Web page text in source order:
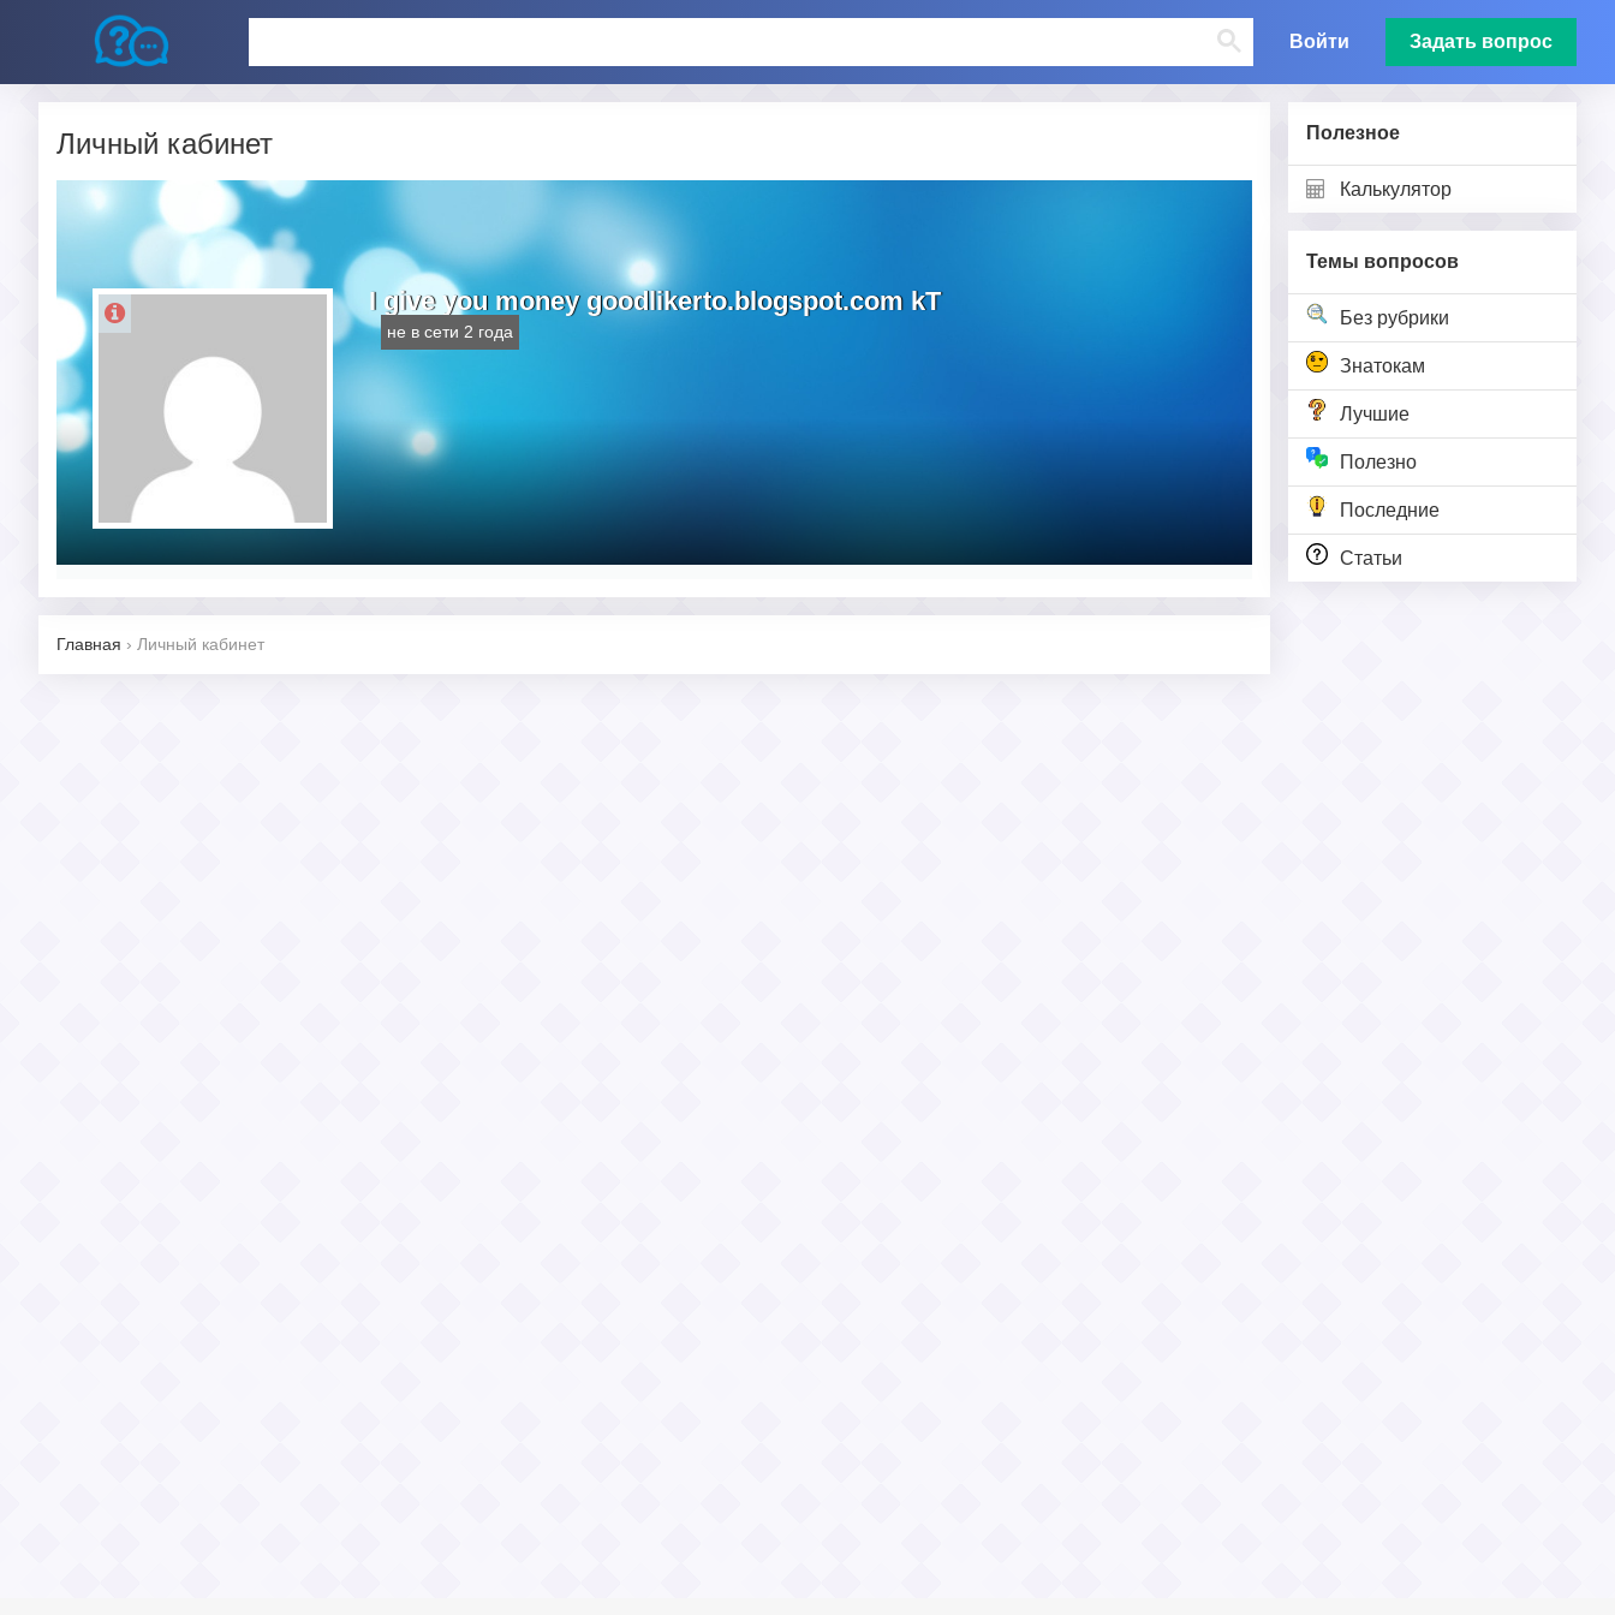
Войти Задать вопрос
Полезное
Калькулятор
Темы вопросов
Без рубрики
Знатокам
Лучшие
Полезно
Последние
Статьи
Личный кабинет
I give you money goodlikerto.blogspot.com kT
не в сети 2 года
Главная › Личный кабинет